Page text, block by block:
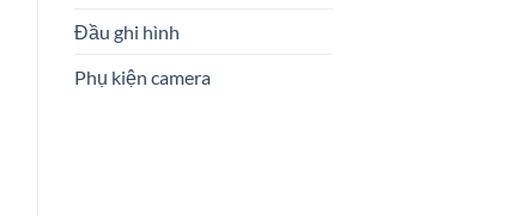
Đầu ghi hình
Phụ kiện camera